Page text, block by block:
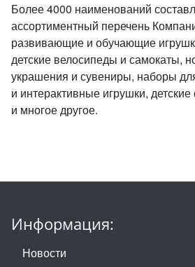
Более 4000 наименований
ассортиментный перечень
развивающие и обучающие
детские велосипеды и самокаты,
украшения и сувениры, наборы
и интерактивные игрушки,
и многое другое.
Информация:
Новости